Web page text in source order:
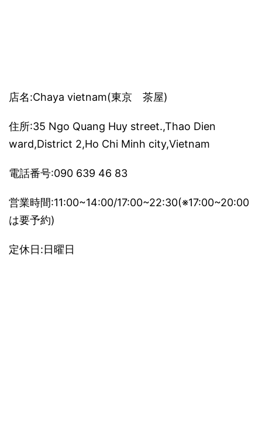
店名:Chaya vietnam(東京 茶屋)
住所:35 Ngo Quang Huy street.,Thao Dien
ward,District 2,Ho Chi Minh city,Vietnam
電話番号:090 639 46 83
営業時間:11:00~14:00/17:00~22:30(※17:00~20:00
は要予約)
定休日:日曜日